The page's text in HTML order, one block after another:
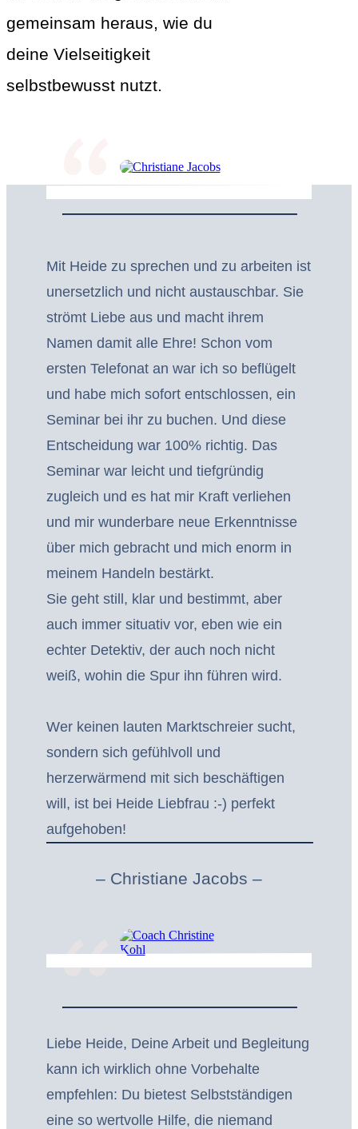
gemeinsam heraus, wie du
deine Vielseitigkeit
selbstbewusst nutzt.
“
Mit Heide zu sprechen und zu arbeiten ist
unersetzlich und nicht austauschbar. Sie
strömt Liebe aus und macht ihrem
Namen damit alle Ehre! Schon vom
ersten Telefonat an war ich so beflügelt
und habe mich sofort entschlossen, ein
Seminar bei ihr zu buchen. Und diese
Entscheidung war 100% richtig. Das
Seminar war leicht und tiefgründig
zugleich und es hat mir Kraft verliehen
und mir wunderbare neue Erkenntnisse
über mich gebracht und mich enorm in
meinem Handeln bestärkt.
Sie geht still, klar und bestimmt, aber
auch immer situativ vor, eben wie ein
echter Detektiv, der auch noch nicht
weiß, wohin die Spur ihn führen wird.
Wer keinen lauten Marktschreier sucht,
sondern sich gefühlvoll und
herzerwärmend mit sich beschäftigen
will, ist bei Heide Liebfrau :-) perfekt
aufgehoben!
– Christiane Jacobs –
“
Liebe Heide, Deine Arbeit und Begleitung
kann ich wirklich ohne Vorbehalte
empfehlen: Du bietest Selbstständigen
eine so wertvolle Hilfe, die niemand